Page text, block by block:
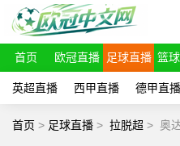
首页 欧冠直播 足球直播 篮
英超直播 西甲直播 德甲直播
首页 > 足球直播 > 拉脱超 > 奥